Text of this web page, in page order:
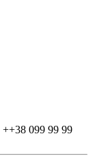
++38 099 99 99